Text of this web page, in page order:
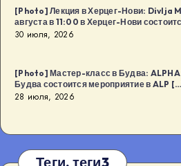
[Photo] Лекция в Херцег-Нови: Divlja
августа в 11:00 в Херцег-Нови
30 июля, 2026
[Photo] Мастер-класс в Будва:
Будва состоится мероприятие в ALP
28 июля, 2026
Теги, теги3